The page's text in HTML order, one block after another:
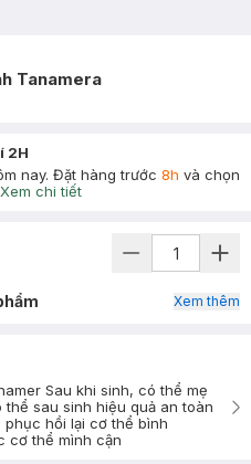
Tanamera
2H
nay. Đặt hàng trước 8h và chọn
Xem chi tiết
Xem thêm
Sau khi sinh, có thể mẹ
sau sinh hiệu quả an toàn
hồi lại cơ thể bình
cơ thể mình cận